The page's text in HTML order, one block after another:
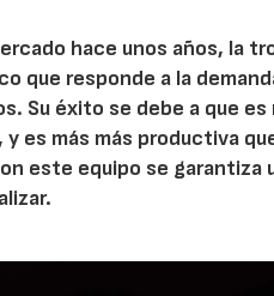
hace unos años, la
que responde a la
Su éxito se debe a que
es más más productiva
este equipo se